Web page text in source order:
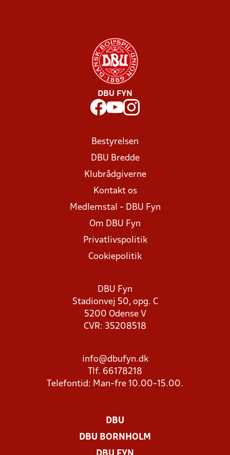
DBU FYN
Bestyrelsen
DBU Bredde
Klubrådgiverne
Kontakt os
Medlemstal - DBU Fyn
Om DBU Fyn
Privatlivspolitik
Cookiepolitik
DBU Fyn
Stadionvej 50, opg. C
5200 Odense V
CVR: 35208518
info@dbufyn.dk
Tlf. 66178218
Telefontid: Man-fre 10.00-15.00.
DBU
DBU BORNHOLM